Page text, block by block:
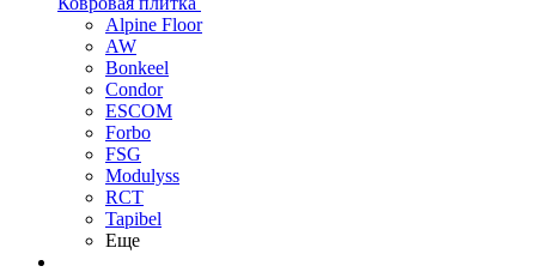
Alpine Floor
AW
Bonkeel
Condor
ESCOM
Forbo
FSG
Modulyss
RCT
Tapibel
Еще